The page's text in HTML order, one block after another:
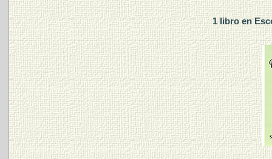
1 libro en